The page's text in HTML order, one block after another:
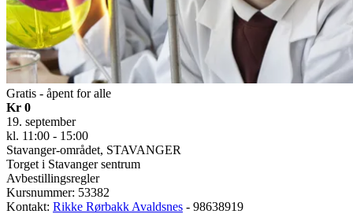
Gratis - åpent for alle
Kr 0
19. september
kl. 11:00 - 15:00
Stavanger-området, STAVANGER
Torget i Stavanger sentrum
Avbestillingsregler
Kursnummer: 53382
Kontakt: Rikke Rørbakk Avaldsnes - 98638919